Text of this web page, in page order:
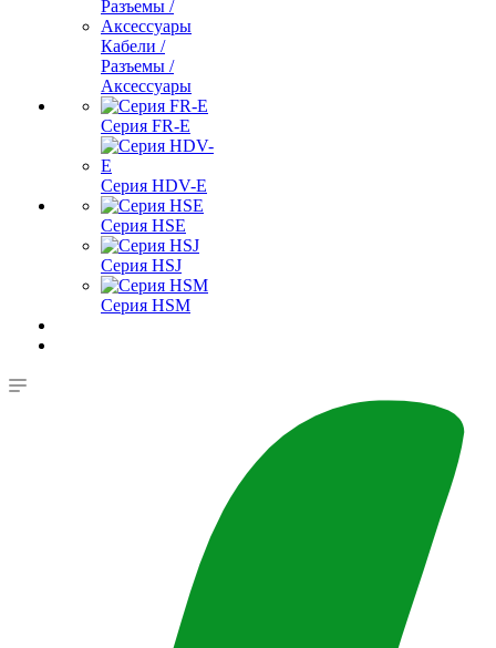
Кабели /
Разъемы /
Аксессуары
Серия FR-E
Серия HDV-E
Серия HSE
Серия HSJ
Серия HSM